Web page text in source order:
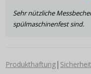
Sehr nützliche
spülmaschinenfest sind.
Produkthaftung|